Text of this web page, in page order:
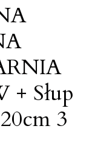
Słup
3